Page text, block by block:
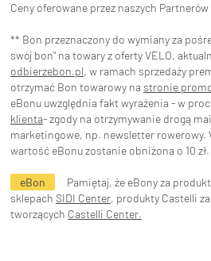
Ceny oferowane przez naszych
** Bon przeznaczony do wymiany za
swój bon" na towary z oferty VELO,
odbierzebon.pl, w ramach sprzedaży
otrzymać Bon towarowy na stronie
eBonu uwzględnia fakt wyrażenia - w
klienta- zgody na otrzymywanie drogą
marketingowe, np. newsletter rowerowy.
wartość eBonu zostanie obniżona o 10 zł.
eBon
Pamiętaj, że eBony za
sklepach SIDI Center, produkty Castelli
tworzących Castelli Center.